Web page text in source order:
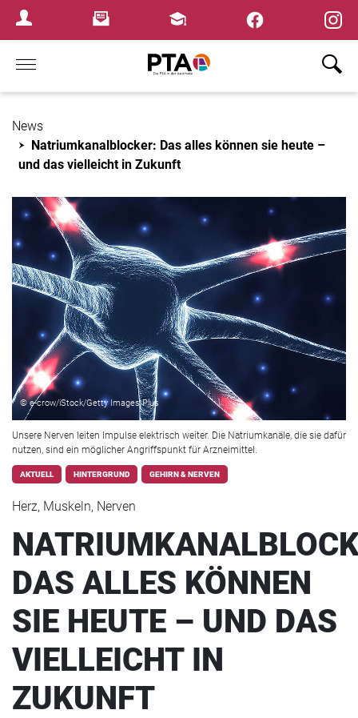
Login MenuNewsletterFortbildungen
Home
News
Natriumkanalblocker: Das alles können sie heute –
und das vielleicht in Zukunft
© e-crow/iStock/Getty Images Plus
Unsere Nerven leiten Impulse elektrisch weiter. Die Natriumkanäle, die sie dafür
nutzen, sind ein möglicher Angriffspunkt für Arzneimittel.
AKTUELL HINTERGRUND GEHIRN & NERVEN
Herz, Muskeln, Nerven
DAS ALLES KÖNNEN
SIE HEUTE – UND DAS
VIELLEICHT IN
ZUKUNFT